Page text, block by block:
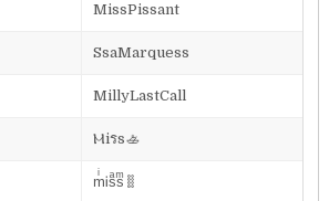
MissPissant
SsaMarquess
MillyLastCall
Ⲙiรs🚣
mͥᎥsͣsͫ𐄠